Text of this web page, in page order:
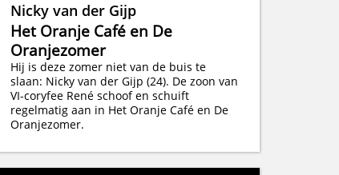
Nicky van der Gijp
Het Oranje Café en De
Oranjezomer
Hij is deze zomer niet van de buis te
slaan: Nicky van der Gijp (24). De zoon van
VI-coryfee René schoof en schuift
regelmatig aan in Het Oranje Café en De
Oranjezomer.